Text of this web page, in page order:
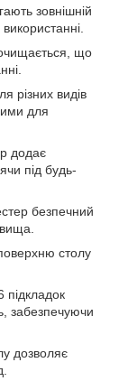
зовнішній
що
різних видів
для
додає
під будь-
безпечний
столу
підкладок
забезпечуючи
дозволяє